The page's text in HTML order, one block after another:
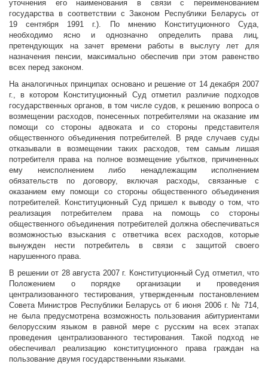
уточнения его наименования в связи с переименованием
государства в соответствии с Законом Республики Беларусь от
19 сентября 1991 г.). По мнению Конституционного Суда,
необходимо ясно и однозначно определить права лиц,
претендующих на зачет времени работы в выслугу лет для
назначения пенсии, максимально обеспечив при этом равенство
всех перед законом.
На аналогичных принципах основано и решение от 14 декабря 2007
г., в котором Конституционный Суд отметил различие подходов
государственных органов, в том числе судов, к решению вопроса о
возмещении расходов, понесенных потребителями на оказание им
помощи со стороны адвоката и со стороны представителя
общественного объединения потребителей. В ряде случаев суды
отказывали в возмещении таких расходов, тем самым лишая
потребителя права на полное возмещение убытков, причиненных
ему неисполнением либо ненадлежащим исполнением
обязательств по договору, включая расходы, связанные с
оказанием ему помощи со стороны общественного объединения
потребителей. Конституционный Суд пришел к выводу о том, что
реализация потребителем права на помощь со стороны
общественного объединения потребителей должна обеспечиваться
возможностью взыскания с ответчика всех расходов, которые
вынужден нести потребитель в связи с защитой своего
нарушенного права.
В решении от 28 августа 2007 г. Конституционный Суд отметил, что
Положением о порядке организации и проведения
централизованного тестирования, утвержденным постановлением
Совета Министров Республики Беларусь от 6 июня 2006 г. № 714,
не была предусмотрена возможность пользования абитуриентами
белорусским языком в равной мере с русским на всех этапах
проведения централизованного тестирования. Такой подход не
обеспечивал реализацию конституционного права граждан на
пользование двумя государственными языками.